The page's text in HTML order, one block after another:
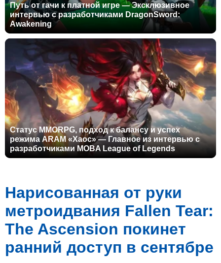
Путь от гачи к платной игре — Эксклюзивное
интервью с разработчиками DragonSword:
Awakening
Статус MMORPG, подход к балансу и успех
режима ARAM «Хаос» — Главное из интервью с
разработчиками MOBA League of Legends
Нарисованная от руки
метроидвания Fallen Tear:
The Ascension покинет
ранний доступ в сентябре